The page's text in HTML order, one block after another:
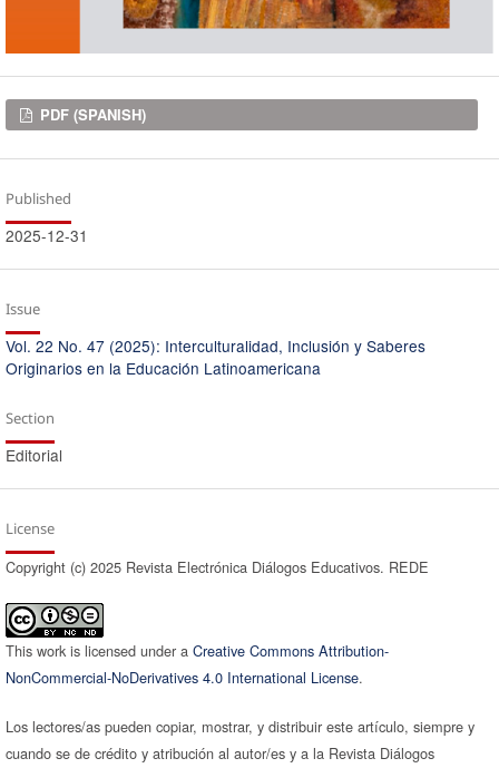
Downloads
PDF (SPANISH)
Published
2025-12-31
Issue
Vol. 22 No. 47 (2025): Interculturalidad, Inclusión y Saberes
Originarios en la Educación Latinoamericana
Section
Editorial
License
Copyright (c) 2025 Revista Electrónica Diálogos Educativos. REDE
This work is licensed under a Creative Commons Attribution-
NonCommercial-NoDerivatives 4.0 International License.
Los lectores/as pueden copiar, mostrar, y distribuir este artículo, siempre y
cuando se de crédito y atribución al autor/es y a la Revista Diálogos